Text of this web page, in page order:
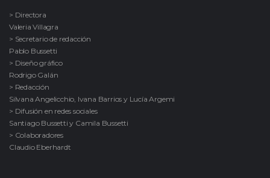
> Directora
Valeria Villagra
> Secretario de redacción
Pablo Bussetti
> Diseño gráfico
Rodrigo Galán
> Redacción
Silvana Angelicchio, Ivana Barrios y Lucía Argemi
> Difusión en redes sociales
Santiago Bussetti y Camila Bussetti
> Colaboradores
Claudio Eberhardt